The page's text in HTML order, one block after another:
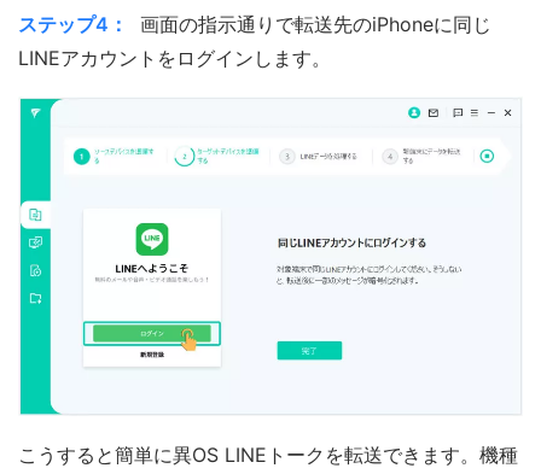
ステップ4：
画面の指示通りで転送先のiPhoneに同じ
LINEアカウントをログインします。
こうすると簡単に異OS LINEトークを転送できます。機種